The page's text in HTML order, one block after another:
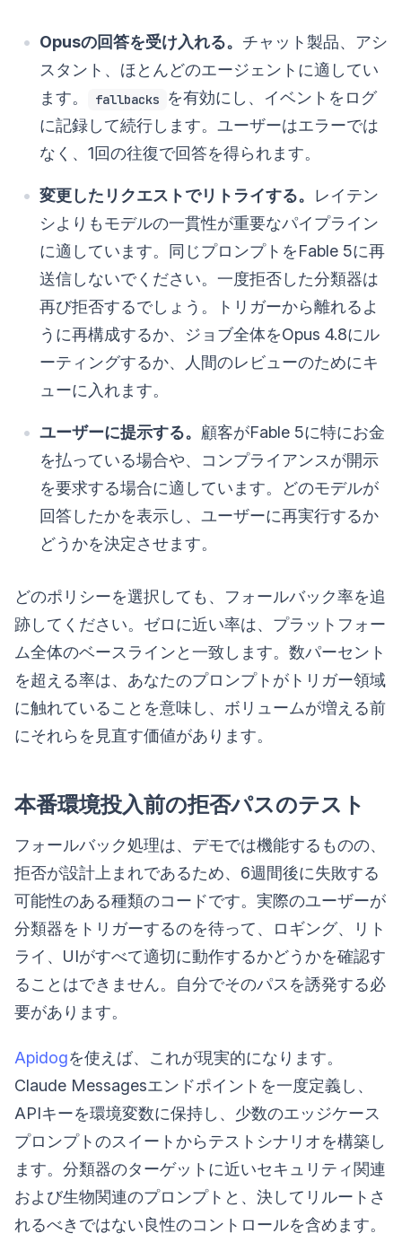
Opusの回答を受け入れる。 チャット製品、アシ
スタント、ほとんどのエージェントに適してい
ます。
fallbacks
を有効にし、イベントをログ
に記録して続行します。ユーザーはエラーでは
なく、1回の往復で回答を得られます。
変更したリクエストでリトライする。 レイテン
シよりもモデルの一貫性が重要なパイプライン
に適しています。同じプロンプトをFable 5に再
送信しないでください。一度拒否した分類器は
再び拒否するでしょう。トリガーから離れるよ
うに再構成するか、ジョブ全体をOpus 4.8にル
ーティングするか、人間のレビューのためにキ
ューに入れます。
ユーザーに提示する。 顧客がFable 5に特にお金
を払っている場合や、コンプライアンスが開示
を要求する場合に適しています。どのモデルが
回答したかを表示し、ユーザーに再実行するか
どうかを決定させます。
どのポリシーを選択しても、フォールバック率を追
跡してください。ゼロに近い率は、プラットフォー
ム全体のベースラインと一致します。数パーセント
を超える率は、あなたのプロンプトがトリガー領域
に触れていることを意味し、ボリュームが増える前
にそれらを見直す価値があります。
本番環境投入前の拒否パスのテスト
フォールバック処理は、デモでは機能するものの、
拒否が設計上まれであるため、6週間後に失敗する
可能性のある種類のコードです。実際のユーザーが
分類器をトリガーするのを待って、ロギング、リト
ライ、UIがすべて適切に動作するかどうかを確認す
ることはできません。自分でそのパスを誘発する必
要があります。
Apidogを使えば、これが現実的になります。
Claude Messagesエンドポイントを一度定義し、
APIキーを環境変数に保持し、少数のエッジケース
プロンプトのスイートからテストシナリオを構築し
ます。分類器のターゲットに近いセキュリティ関連
および生物関連のプロンプトと、決してリルートさ
れるべきではない良性のコントロールを含めます。